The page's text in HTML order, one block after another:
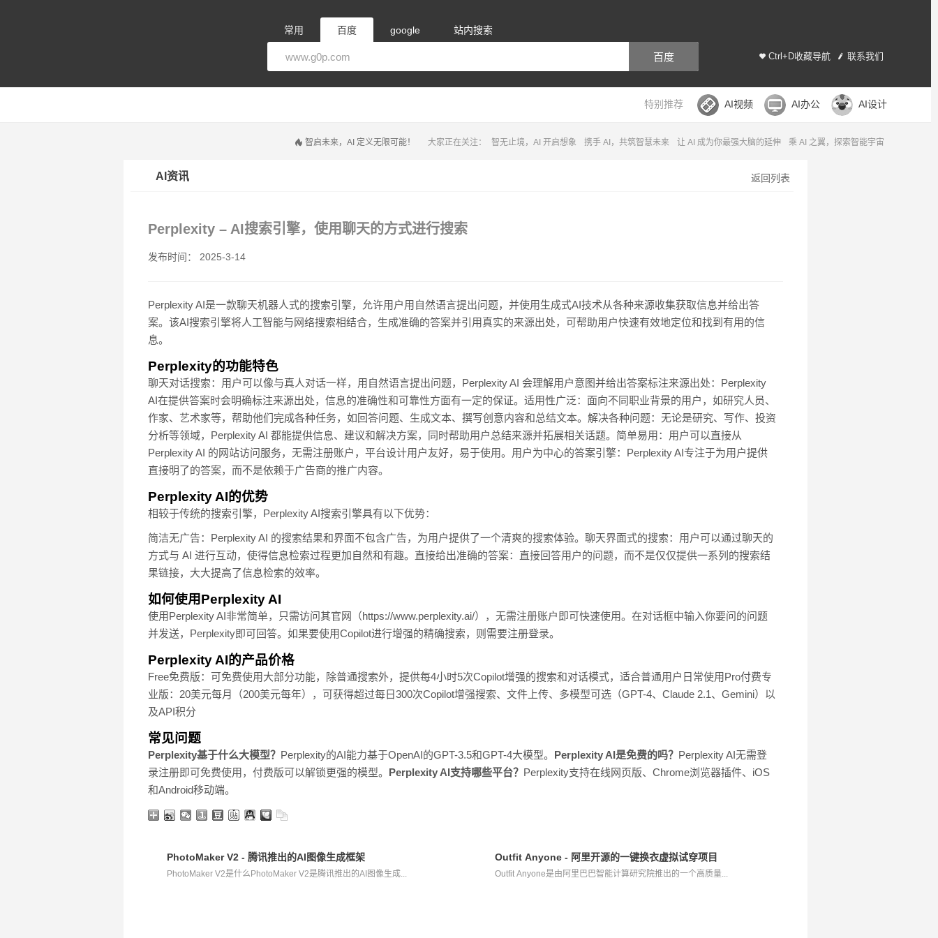
常用 百度 google 站内搜索
Ctrl+D收藏导航 联系我们
百度
特别推荐 AI视频 AI办公 AI设计
大家正在关注： 智无止境，AI 开启想象 携手 AI，共筑智慧未来 让 AI 成为你最强大脑的延伸 乘 AI 之翼，探索智能宇宙
智启未来，AI 定义无限可能！
返回列表
AI资讯
Perplexity – AI搜索引擎，使用聊天的方式进行搜索
发布时间： 2025-3-14
Perplexity AI是一款聊天机器人式的搜索引擎，允许用户用自然语言提出问题，并使用生成式AI技术从各种来源收集获取信息并给出答
案。该AI搜索引擎将人工智能与网络搜索相结合，生成准确的答案并引用真实的来源出处，可帮助用户快速有效地定位和找到有用的信
息。
Perplexity的功能特色
聊天对话搜索：用户可以像与真人对话一样，用自然语言提出问题，Perplexity AI 会理解用户意图并给出答案标注来源出处：Perplexity
AI在提供答案时会明确标注来源出处，信息的准确性和可靠性方面有一定的保证。适用性广泛：面向不同职业背景的用户，如研究人员、
作家、艺术家等，帮助他们完成各种任务，如回答问题、生成文本、撰写创意内容和总结文本。解决各种问题：无论是研究、写作、投资
分析等领域，Perplexity AI 都能提供信息、建议和解决方案，同时帮助用户总结来源并拓展相关话题。简单易用：用户可以直接从
Perplexity AI 的网站访问服务，无需注册账户，平台设计用户友好，易于使用。用户为中心的答案引擎：Perplexity AI专注于为用户提供
直接明了的答案，而不是依赖于广告商的推广内容。
Perplexity AI的优势
相较于传统的搜索引擎，Perplexity AI搜索引擎具有以下优势：
简洁无广告：Perplexity AI 的搜索结果和界面不包含广告，为用户提供了一个清爽的搜索体验。聊天界面式的搜索：用户可以通过聊天的
方式与 AI 进行互动，使得信息检索过程更加自然和有趣。直接给出准确的答案：直接回答用户的问题，而不是仅仅提供一系列的搜索结
果链接，大大提高了信息检索的效率。
如何使用Perplexity AI
使用Perplexity AI非常简单，只需访问其官网（https://www.perplexity.ai/），无需注册账户即可快速使用。在对话框中输入你要问的问题
并发送，Perplexity即可回答。如果要使用Copilot进行增强的精确搜索，则需要注册登录。
Perplexity AI的产品价格
Free免费版：可免费使用大部分功能，除普通搜索外，提供每4小时5次Copilot增强的搜索和对话模式，适合普通用户日常使用Pro付费专
业版：20美元每月（200美元每年），可获得超过每日300次Copilot增强搜索、文件上传、多模型可选（GPT-4、Claude 2.1、Gemini）以
及API积分
常见问题
Perplexity基于什么大模型？ Perplexity的AI能力基于OpenAI的GPT-3.5和GPT-4大模型。 Perplexity AI是免费的吗？ Perplexity AI无需登
录注册即可免费使用，付费版可以解锁更强的模型。 Perplexity AI支持哪些平台？ Perplexity支持在线网页版、Chrome浏览器插件、iOS
和Android移动端。
PhotoMaker V2 - 腾讯推出的AI图像生成框架
PhotoMaker V2是什么PhotoMaker V2是腾讯推出的AI图像生成...
Outfit Anyone - 阿里开源的一键换衣虚拟试穿项目
Outfit Anyone是由阿里巴巴智能计算研究院推出的一个高质量...